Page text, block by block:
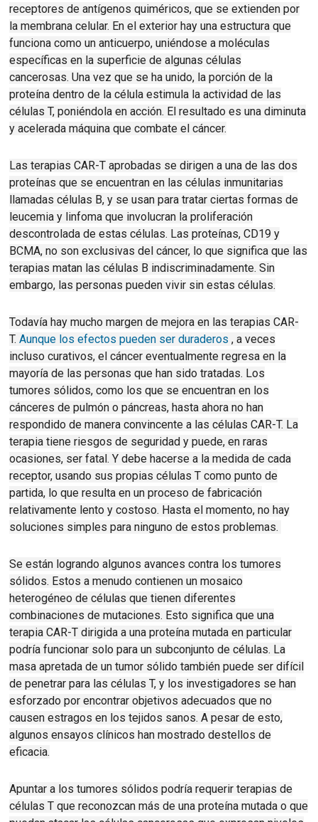
receptores de antígenos quiméricos, que se extienden por
la membrana celular. En el exterior hay una estructura que
funciona como un anticuerpo, uniéndose a moléculas
específicas en la superficie de algunas células
cancerosas.Una vez que se ha unido, la porción de la
proteína dentro de la célula estimula la actividad de las
células T, poniéndola en acción. El resultado es una diminuta
y acelerada máquina que combate el cáncer.
Las terapias CAR-T aprobadas se dirigen a una de las dos
proteínas que se encuentran en las células inmunitarias
llamadas células B, y se usan para tratar ciertas formas de
leucemia y linfoma que involucran la proliferación
descontrolada de estas células. Las proteínas, CD19 y
BCMA, no son exclusivas del cáncer, lo que significa que las
terapias matan las células B indiscriminadamente.Sin
embargo, las personas pueden vivir sin estas células.
Todavía hay mucho margen de mejora en las terapias CAR-
T.Aunque los efectos pueden ser duraderos , a veces
incluso curativos, el cáncer eventualmente regresa en la
mayoría de las personas que han sido tratadas. Los
tumores sólidos, como los que se encuentran en los
cánceres de pulmón o páncreas, hasta ahora no han
respondido de manera convincente a las células CAR-T. La
terapia tiene riesgos de seguridad y puede, en raras
ocasiones, ser fatal.Y debe hacerse a la medida de cada
receptor, usando sus propias células T como punto de
partida, lo que resulta en un proceso de fabricación
relativamente lento y costoso. Hasta el momento, no hay
soluciones simples para ninguno de estos problemas.
Se están logrando algunos avances contra los tumores
sólidos. Estos a menudo contienen un mosaico
heterogéneo de células que tienen diferentes
combinaciones de mutaciones. Esto significa que una
terapia CAR-T dirigida a una proteína mutada en particular
podría funcionar solo para un subconjunto de células. La
masa apretada de un tumor sólido también puede ser difícil
de penetrar para las células T, y los investigadores se han
esforzado por encontrar objetivos adecuados que no
causen estragos en los tejidos sanos.A pesar de esto,
algunos ensayos clínicos han mostrado destellos de
eficacia.
Apuntar a los tumores sólidos podría requerir terapias de
células T que reconozcan más de una proteína mutada o que